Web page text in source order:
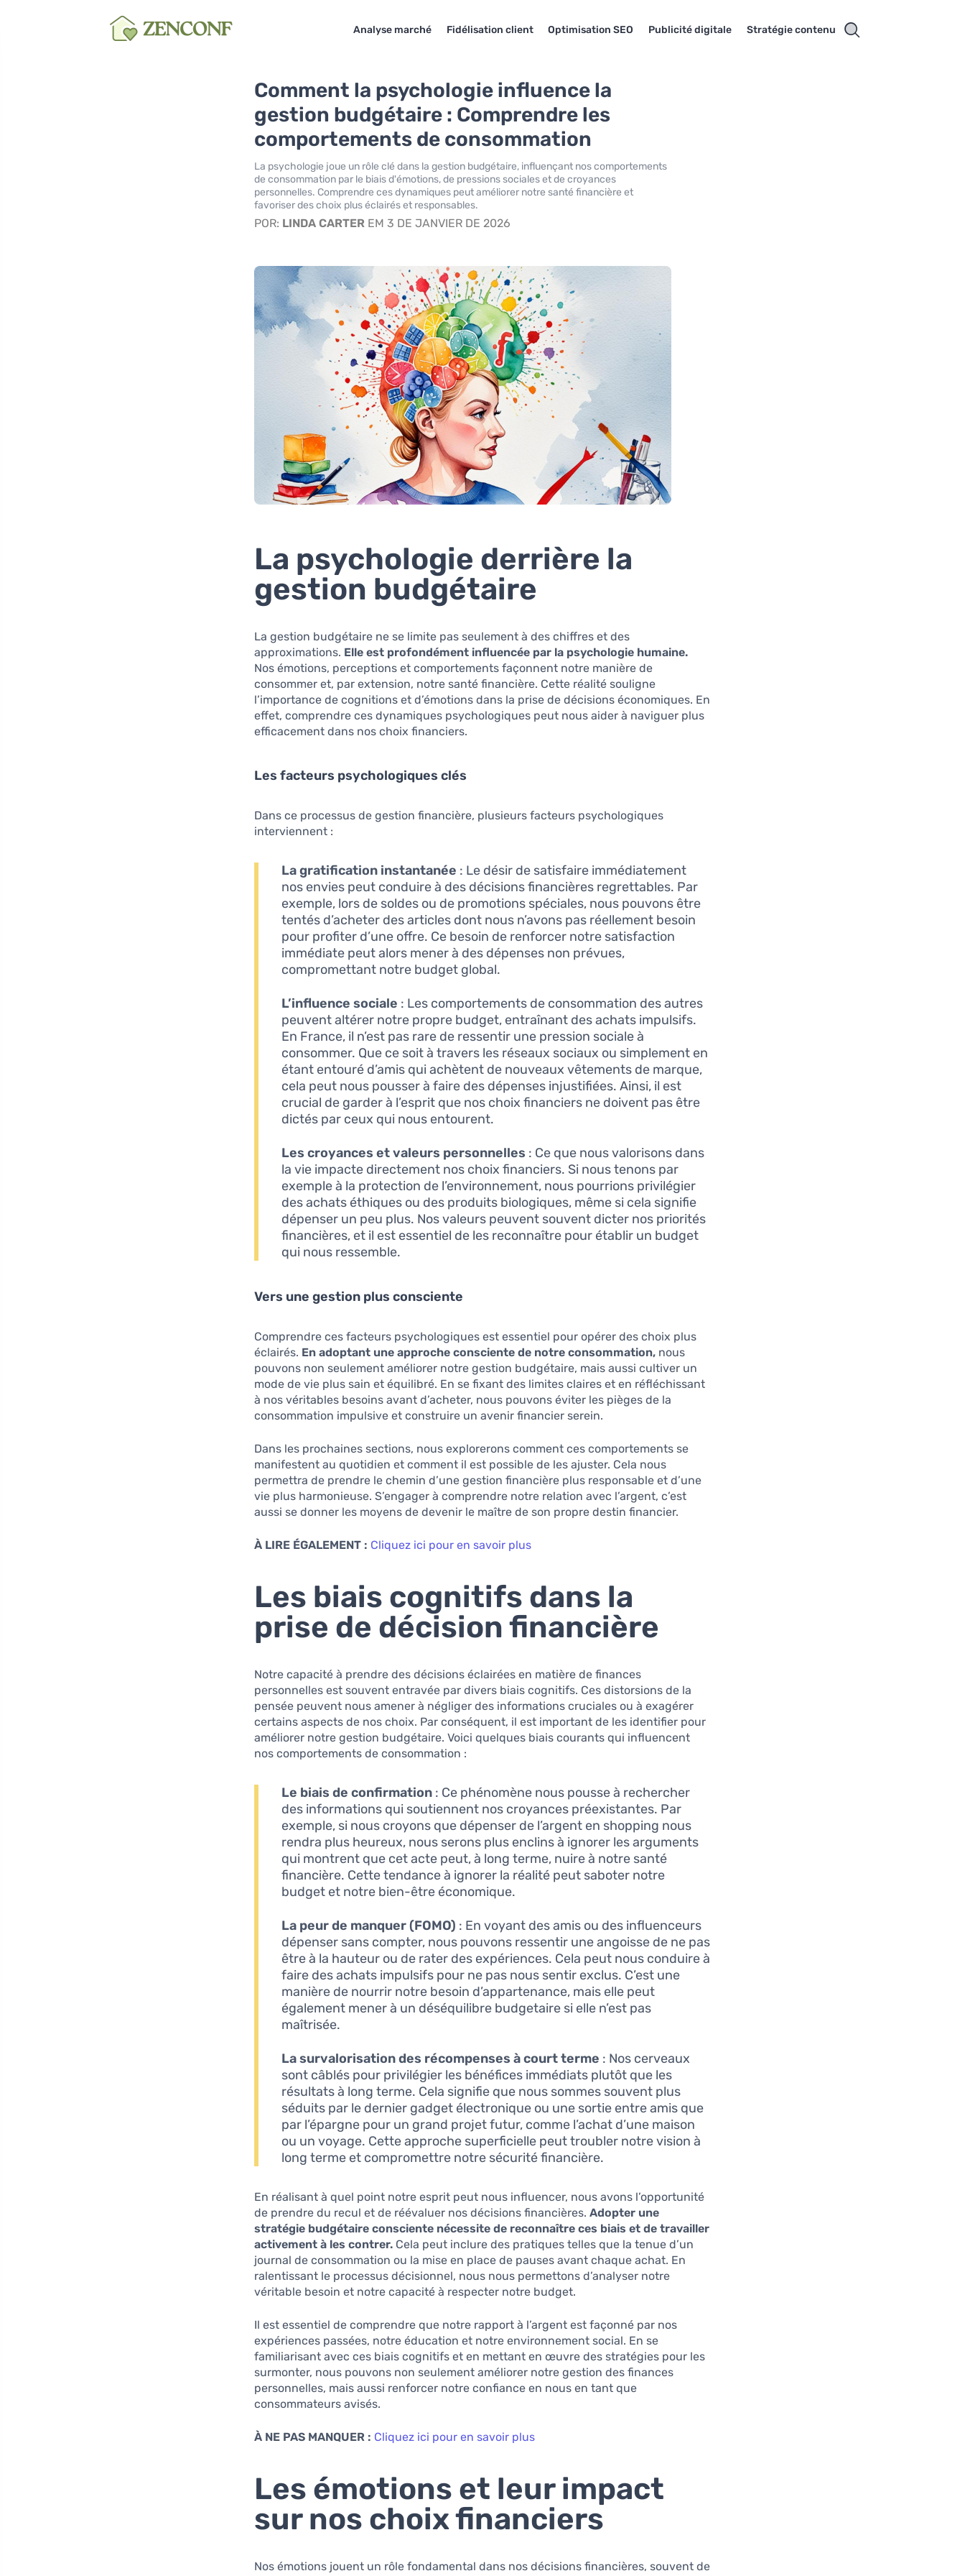
Analyse marché Fidélisation client Optimisation SEO Publicité digitale Stratégie contenu
Comment la psychologie influence la
gestion budgétaire : Comprendre les
comportements de consommation
La psychologie joue un rôle clé dans la gestion budgétaire, influençant nos comportements
de consommation par le biais d'émotions, de pressions sociales et de croyances
personnelles. Comprendre ces dynamiques peut améliorer notre santé financière et
favoriser des choix plus éclairés et responsables.
POR: LINDA CARTER EM 3 DE JANVIER DE 2026
La psychologie derrière la
gestion budgétaire
La gestion budgétaire ne se limite pas seulement à des chiffres et des
approximations. Elle est profondément influencée par la psychologie humaine.
Nos émotions, perceptions et comportements façonnent notre manière de
consommer et, par extension, notre santé financière. Cette réalité souligne
l’importance de cognitions et d’émotions dans la prise de décisions économiques. En
effet, comprendre ces dynamiques psychologiques peut nous aider à naviguer plus
efficacement dans nos choix financiers.
Les facteurs psychologiques clés
Dans ce processus de gestion financière, plusieurs facteurs psychologiques
interviennent :
La gratification instantanée : Le désir de satisfaire immédiatement
nos envies peut conduire à des décisions financières regrettables. Par
exemple, lors de soldes ou de promotions spéciales, nous pouvons être
tentés d’acheter des articles dont nous n’avons pas réellement besoin
pour profiter d’une offre. Ce besoin de renforcer notre satisfaction
immédiate peut alors mener à des dépenses non prévues,
compromettant notre budget global.
L’influence sociale : Les comportements de consommation des autres
peuvent altérer notre propre budget, entraînant des achats impulsifs.
En France, il n’est pas rare de ressentir une pression sociale à
consommer. Que ce soit à travers les réseaux sociaux ou simplement en
étant entouré d’amis qui achètent de nouveaux vêtements de marque,
cela peut nous pousser à faire des dépenses injustifiées. Ainsi, il est
crucial de garder à l’esprit que nos choix financiers ne doivent pas être
dictés par ceux qui nous entourent.
Les croyances et valeurs personnelles : Ce que nous valorisons dans
la vie impacte directement nos choix financiers. Si nous tenons par
exemple à la protection de l’environnement, nous pourrions privilégier
des achats éthiques ou des produits biologiques, même si cela signifie
dépenser un peu plus. Nos valeurs peuvent souvent dicter nos priorités
financières, et il est essentiel de les reconnaître pour établir un budget
qui nous ressemble.
Vers une gestion plus consciente
Comprendre ces facteurs psychologiques est essentiel pour opérer des choix plus
éclairés. En adoptant une approche consciente de notre consommation, nous
pouvons non seulement améliorer notre gestion budgétaire, mais aussi cultiver un
mode de vie plus sain et équilibré. En se fixant des limites claires et en réfléchissant
à nos véritables besoins avant d’acheter, nous pouvons éviter les pièges de la
consommation impulsive et construire un avenir financier serein.
Dans les prochaines sections, nous explorerons comment ces comportements se
manifestent au quotidien et comment il est possible de les ajuster. Cela nous
permettra de prendre le chemin d’une gestion financière plus responsable et d’une
vie plus harmonieuse. S’engager à comprendre notre relation avec l’argent, c’est
aussi se donner les moyens de devenir le maître de son propre destin financier.
À LIRE ÉGALEMENT : Cliquez ici pour en savoir plus
Les biais cognitifs dans la
prise de décision financière
Notre capacité à prendre des décisions éclairées en matière de finances
personnelles est souvent entravée par divers biais cognitifs. Ces distorsions de la
pensée peuvent nous amener à négliger des informations cruciales ou à exagérer
certains aspects de nos choix. Par conséquent, il est important de les identifier pour
améliorer notre gestion budgétaire. Voici quelques biais courants qui influencent
nos comportements de consommation :
Le biais de confirmation : Ce phénomène nous pousse à rechercher
des informations qui soutiennent nos croyances préexistantes. Par
exemple, si nous croyons que dépenser de l’argent en shopping nous
rendra plus heureux, nous serons plus enclins à ignorer les arguments
qui montrent que cet acte peut, à long terme, nuire à notre santé
financière. Cette tendance à ignorer la réalité peut saboter notre
budget et notre bien-être économique.
La peur de manquer (FOMO) : En voyant des amis ou des influenceurs
dépenser sans compter, nous pouvons ressentir une angoisse de ne pas
être à la hauteur ou de rater des expériences. Cela peut nous conduire à
faire des achats impulsifs pour ne pas nous sentir exclus. C’est une
manière de nourrir notre besoin d’appartenance, mais elle peut
également mener à un déséquilibre budgetaire si elle n’est pas
maîtrisée.
La survalorisation des récompenses à court terme : Nos cerveaux
sont câblés pour privilégier les bénéfices immédiats plutôt que les
résultats à long terme. Cela signifie que nous sommes souvent plus
séduits par le dernier gadget électronique ou une sortie entre amis que
par l’épargne pour un grand projet futur, comme l’achat d’une maison
ou un voyage. Cette approche superficielle peut troubler notre vision à
long terme et compromettre notre sécurité financière.
En réalisant à quel point notre esprit peut nous influencer, nous avons l’opportunité
de prendre du recul et de réévaluer nos décisions financières.Adopter une
stratégie budgétaire consciente nécessite de reconnaître ces biais et de travailler
activement à les contrer. Cela peut inclure des pratiques telles que la tenue d’un
journal de consommation ou la mise en place de pauses avant chaque achat. En
ralentissant le processus décisionnel, nous nous permettons d’analyser notre
véritable besoin et notre capacité à respecter notre budget.
Il est essentiel de comprendre que notre rapport à l’argent est façonné par nos
expériences passées, notre éducation et notre environnement social. En se
familiarisant avec ces biais cognitifs et en mettant en œuvre des stratégies pour les
surmonter, nous pouvons non seulement améliorer notre gestion des finances
personnelles, mais aussi renforcer notre confiance en nous en tant que
consommateurs avisés.
À NE PAS MANQUER : Cliquez ici pour en savoir plus
Les émotions et leur impact
sur nos choix financiers
Nos émotions jouent un rôle fondamental dans nos décisions financières, souvent de